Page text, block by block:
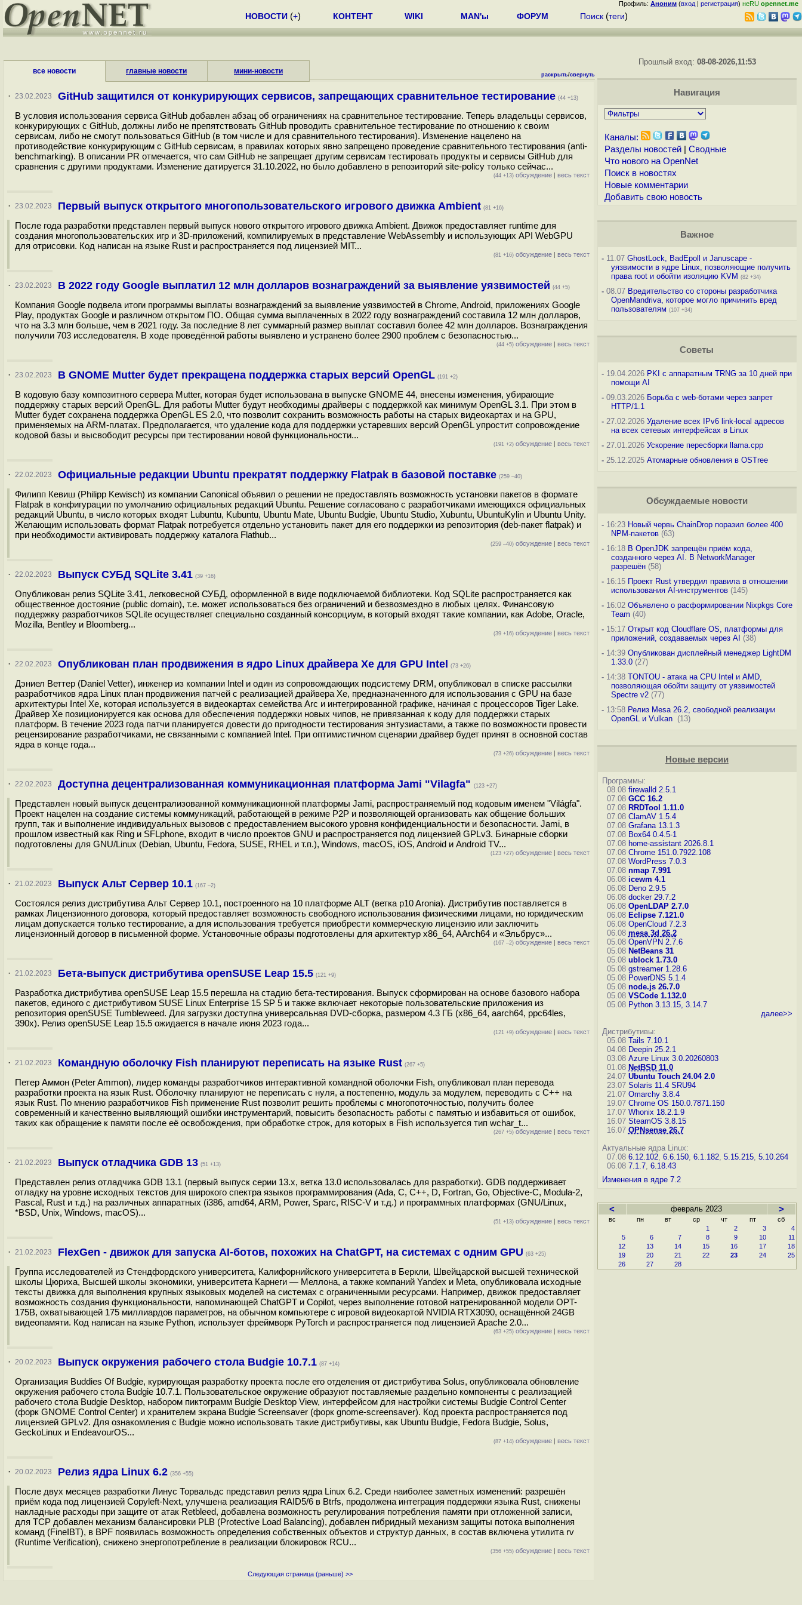
Профиль: Аноним (вход | регистрация) неRU opennet.me
НОВОСТИ (+) КОНТЕНТ WIKI MAN'ы ФОРУМ Поиск (теги)
все новости главные новости мини-новости раскрыть/свернуть
· 23.02.2023 GitHub защитился от конкурирующих сервисов, запрещающих сравнительное тестирование (44 +13)
В условия использования сервиса GitHub добавлен абзац об ограничениях на сравнительное тестирование. Теперь владельцы сервисов,
конкурирующих с GitHub, должны либо не препятствовать GitHub проводить сравнительное тестирование по отношению к своим
сервисам, либо не смогут пользоваться GitHub (в том числе и для сравнительного тестирования). Изменение нацелено на
противодействие конкурирующим с GitHub сервисам, в правилах которых явно запрещено проведение сравнительного тестирования (anti-
benchmarking). В описании PR отмечается, что сам GitHub не запрещает другим сервисам тестировать продукты и сервисы GitHub для
сравнения с другими продуктами. Изменение датируется 31.10.2022, но было добавлено в репозиторий site-policy только сейчас...
(44 +13) обсуждение | весь текст
· 23.02.2023 Первый выпуск открытого многопользовательского игрового движка Ambient (81 +16)
После года разработки представлен первый выпуск нового открытого игрового движка Ambient. Движок предоставляет runtime для
создания многопользовательских игр и 3D-приложений, компилируемых в представление WebAssembly и использующих API WebGPU
для отрисовки. Код написан на языке Rust и распространяется под лицензией MIT...
(81 +16) обсуждение | весь текст
· 23.02.2023 В 2022 году Google выплатил 12 млн долларов вознаграждений за выявление уязвимостей (44 +5)
Компания Google подвела итоги программы выплаты вознаграждений за выявление уязвимостей в Chrome, Android, приложениях Google
Play, продуктах Google и различном открытом ПО. Общая сумма выплаченных в 2022 году вознаграждений составила 12 млн долларов,
что на 3.3 млн больше, чем в 2021 году. За последние 8 лет суммарный размер выплат составил более 42 млн долларов. Вознаграждения
получили 703 исследователя. В ходе проведённой работы выявлено и устранено более 2900 проблем с безопасностью...
(44 +5) обсуждение | весь текст
· 23.02.2023 В GNOME Mutter будет прекращена поддержка старых версий OpenGL (191 +2)
В кодовую базу композитного сервера Mutter, которая будет использована в выпуске GNOME 44, внесены изменения, убирающие
поддержку старых версий OpenGL. Для работы Mutter будут необходимы драйверы с поддержкой как минимум OpenGL 3.1. При этом в
Mutter будет сохранена поддержка OpenGL ES 2.0, что позволит сохранить возможность работы на старых видеокартах и на GPU,
применяемых на ARM-платах. Предполагается, что удаление кода для поддержки устаревших версий OpenGL упростит сопровождение
кодовой базы и высвободит ресурсы при тестировании новой функциональности...
(191 +2) обсуждение | весь текст
· 22.02.2023 Официальные редакции Ubuntu прекратят поддержку Flatpak в базовой поставке (259 –40)
Филипп Кевиш (Philipp Kewisch) из компании Canonical объявил о решении не предоставлять возможность установки пакетов в формате
Flatpak в конфигурации по умолчанию официальных редакций Ubuntu. Решение согласовано с разработчиками имеющихся официальных
редакций Ubuntu, в число которых входят Lubuntu, Kubuntu, Ubuntu Mate, Ubuntu Budgie, Ubuntu Studio, Xubuntu, UbuntuKylin и Ubuntu Unity.
Желающим использовать формат Flatpak потребуется отдельно установить пакет для его поддержки из репозитория (deb-пакет flatpak) и
при необходимости активировать поддержку каталога Flathub...
(259 –40) обсуждение | весь текст
· 22.02.2023 Выпуск СУБД SQLite 3.41 (39 +16)
Опубликован релиз SQLite 3.41, легковесной СУБД, оформленной в виде подключаемой библиотеки. Код SQLite распространяется как
общественное достояние (public domain), т.е. может использоваться без ограничений и безвозмездно в любых целях. Финансовую
поддержку разработчиков SQLite осуществляет специально созданный консорциум, в который входят такие компании, как Adobe, Oracle,
Mozilla, Bentley и Bloomberg...
(39 +16) обсуждение | весь текст
· 22.02.2023 Опубликован план продвижения в ядро Linux драйвера Xe для GPU Intel (73 +26)
Дэниел Веттер (Daniel Vetter), инженер из компании Intel и один из сопровождающих подсистему DRM, опубликовал в списке рассылки
разработчиков ядра Linux план продвижения патчей с реализацией драйвера Xe, предназначенного для использования с GPU на базе
архитектуры Intel Xe, которая используется в видеокартах семейства Arc и интегрированной графике, начиная с процессоров Tiger Lake.
Драйвер Xe позиционируется как основа для обеспечения поддержки новых чипов, не привязанная к коду для поддержки старых
платформ. В течение 2023 года патчи планируется довести до пригодности тестирования энтузиастами, а также по возможности провести
рецензирование разработчиками, не связанными с компанией Intel. При оптимистичном сценарии драйвер будет принят в основной состав
ядра в конце года...
(73 +26) обсуждение | весь текст
· 22.02.2023 Доступна децентрализованная коммуникационная платформа Jami "Vilagfa" (123 +27)
Представлен новый выпуск децентрализованной коммуникационной платформы Jami, распространяемый под кодовым именем "Világfa".
Проект нацелен на создание системы коммуникаций, работающей в режиме P2P и позволяющей организовать как общение больших
групп, так и выполнение индивидуальных вызовов c предоставлением высокого уровня конфиденциальности и безопасности. Jami, в
прошлом известный как Ring и SFLphone, входит в число проектов GNU и распространяется под лицензией GPLv3. Бинарные сборки
подготовлены для GNU/Linux (Debian, Ubuntu, Fedora, SUSE, RHEL и т.п.), Windows, macOS, iOS, Android и Android TV...
(123 +27) обсуждение | весь текст
· 21.02.2023 Выпуск Альт Сервер 10.1 (167 –2)
Состоялся релиз дистрибутива Альт Сервер 10.1, построенного на 10 платформе ALT (ветка p10 Aronia). Дистрибутив поставляется в
рамках Лицензионного договора, который предоставляет возможность свободного использования физическими лицами, но юридическим
лицам допускается только тестирование, а для использования требуется приобрести коммерческую лицензию или заключить
лицензионный договор в письменной форме. Установочные образы подготовлены для архитектур x86_64, AArch64 и «Эльбрус»...
(167 –2) обсуждение | весь текст
· 21.02.2023 Бета-выпуск дистрибутива openSUSE Leap 15.5 (121 +9)
Разработка дистрибутива openSUSE Leap 15.5 перешла на стадию бета-тестирования. Выпуск сформирован на основе базового набора
пакетов, единого с дистрибутивом SUSE Linux Enterprise 15 SP 5 и также включает некоторые пользовательские приложения из
репозитория openSUSE Tumbleweed. Для загрузки доступна универсальная DVD-сборка, размером 4.3 ГБ (x86_64, aarch64, ppc64les,
390x). Релиз openSUSE Leap 15.5 ожидается в начале июня 2023 года...
(121 +9) обсуждение | весь текст
· 21.02.2023 Командную оболочку Fish планируют переписать на языке Rust (267 +5)
Петер Аммон (Peter Ammon), лидер команды разработчиков интерактивной командной оболочки Fish, опубликовал план перевода
разработки проекта на язык Rust. Оболочку планируют не переписать с нуля, а постепенно, модуль за модулем, переводить с C++ на
язык Rust. По мнению разработчиков Fish применение Rust позволит решить проблемы с многопоточностью, получить более
современный и качественно выявляющий ошибки инструментарий, повысить безопасность работы с памятью и избавиться от ошибок,
таких как обращение к памяти после её освобождения, при обработке строк, для которых в Fish используется тип wchar_t...
(267 +5) обсуждение | весь текст
· 21.02.2023 Выпуск отладчика GDB 13 (51 +13)
Представлен релиз отладчика GDB 13.1 (первый выпуск серии 13.x, ветка 13.0 использовалась для разработки). GDB поддерживает
отладку на уровне исходных текстов для широкого спектра языков программирования (Ada, C, C++, D, Fortran, Go, Objective-C, Modula-2,
Pascal, Rust и т.д.) на различных аппаратных (i386, amd64, ARM, Power, Sparc, RISC-V и т.д.) и программных платформах (GNU/Linux,
*BSD, Unix, Windows, macOS)...
(51 +13) обсуждение | весь текст
· 21.02.2023 FlexGen - движок для запуска AI-ботов, похожих на ChatGPT, на системах с одним GPU (63 +25)
Группа исследователей из Стендфордского университета, Калифорнийского университета в Беркли, Швейцарской высшей технической
школы Цюриха, Высшей школы экономики, университета Карнеги — Меллона, а также компаний Yandex и Meta, опубликовала исходные
тексты движка для выполнения крупных языковых моделей на системах с ограниченными ресурсами. Например, движок предоставляет
возможность создания функциональности, напоминающей ChatGPT и Copilot, через выполнение готовой натренированной модели OPT-
175B, охватывающей 175 миллиардов параметров, на обычном компьютере с игровой видеокартой NVIDIA RTX3090, оснащённой 24GB
видеопамяти. Код написан на языке Python, использует фреймворк PyTorch и распространяется под лицензией Apache 2.0...
(63 +25) обсуждение | весь текст
· 20.02.2023 Выпуск окружения рабочего стола Budgie 10.7.1 (87 +14)
Организация Buddies Of Budgie, курирующая разработку проекта после его отделения от дистрибутива Solus, опубликовала обновление
окружения рабочего стола Budgie 10.7.1. Пользовательское окружение образуют поставляемые раздельно компоненты с реализацией
рабочего стола Budgie Desktop, набором пиктограмм Budgie Desktop View, интерфейсом для настройки системы Budgie Control Center
(форк GNOME Control Center) и хранителем экрана Budgie Screensaver (форк gnome-screensaver). Код проекта распространяется под
лицензией GPLv2. Для ознакомления с Budgie можно использовать такие дистрибутивы, как Ubuntu Budgie, Fedora Budgie, Solus,
GeckoLinux и EndeavourOS...
(87 +14) обсуждение | весь текст
· 20.02.2023 Релиз ядра Linux 6.2 (356 +55)
После двух месяцев разработки Линус Торвальдс представил релиз ядра Linux 6.2. Среди наиболее заметных изменений: разрешён
приём кода под лицензией Copyleft-Next, улучшена реализация RAID5/6 в Btrfs, продолжена интеграция поддержки языка Rust, снижены
накладные расходы при защите от атак Retbleed, добавлена возможность регулирования потребления памяти при отложенной записи,
для TCP добавлен механизм балансировки PLB (Protective Load Balancing), добавлен гибридный механизм защиты потока выполнения
команд (FineIBT), в BPF появилась возможность определения собственных объектов и структур данных, в состав включена утилита rv
(Runtime Verification), снижено энергопотребление в реализации блокировок RCU...
(356 +55) обсуждение | весь текст
Следующая страница (раньше) >>
Прошлый вход: 08-08-2026,11:53
Навигация
Каналы:
Разделы новостей| Сводные
Что нового на OpenNet
Поиск в новостях
Новые комментарии
Добавить свою новость
Важное
-11.07 GhostLock, BadEpoll и Januscape -
уязвимости в ядре Linux, позволяющие получить
права root и обойти изоляцию KVM (82 +34)
-08.07 Вредительство со стороны разработчика
OpenMandriva, которое могло причинить вред
пользователям (107 +34)
Советы
-19.04.2026 PKI с аппаратным TRNG за 10 дней при
помощи AI
-09.03.2026 Борьба с web-ботами через запрет
HTTP/1.1
-27.02.2026 Удаление всех IPv6 link-local адресов
на всех сетевых интерфейсах в Linux
-27.01.2026 Ускорение пересборки llama.cpp
-25.12.2025 Атомарные обновления в OSTree
Обсуждаемые новости
-16:23 Новый червь ChainDrop поразил более 400
NPM-пакетов(63)
-16:18 В OpenJDK запрещён приём кода,
созданного через AI. В NetworkManager
разрешён(58)
-16:15 Проект Rust утвердил правила в отношении
использования AI-инструментов(145)
-16:02 Объявлено о расформировании Nixpkgs Core
Team (40)
-15:17 Открыт код Cloudflare OS, платформы для
приложений, создаваемых через AI (38)
-14:39 Опубликован дисплейный менеджер LightDM
1.33.0(27)
-14:38 TONTOU - атака на CPU Intel и AMD,
позволяющая обойти защиту от уязвимостей
Spectre v2(77)
-13:58 Релиз Mesa 26.2, свободной реализации
OpenGL и Vulkan (13)
Новые версии
Программы:
08.08 firewalld 2.5.1
07.08 GCC 16.2
07.08 RRDTool 1.11.0
07.08 ClamAV 1.5.4
07.08 Grafana 13.1.3
07.08 Box64 0.4.5-1
07.08 home-assistant 2026.8.1
07.08 Chrome 151.0.7922.108
07.08 WordPress 7.0.3
07.08 nmap 7.991
06.08 icewm 4.1
06.08 Deno 2.9.5
06.08 docker 29.7.2
06.08 OpenLDAP 2.7.0
06.08 Eclipse 7.121.0
06.08 OpenCloud 7.2.3
06.08 mesa 3d 26.2
05.08 OpenVPN 2.7.6
05.08 NetBeans 31
05.08 ublock 1.73.0
05.08 gstreamer 1.28.6
05.08 PowerDNS 5.1.4
05.08 node.js 26.7.0
05.08 VSCode 1.132.0
05.08 Python 3.13.15, 3.14.7
далее>>
Дистрибутивы:
05.08 Tails 7.10.1
04.08 Deepin 25.2.1
03.08 Azure Linux 3.0.20260803
01.08 NetBSD 11.0
24.07 Ubuntu Touch 24.04 2.0
23.07 Solaris 11.4 SRU94
21.07 Omarchy 3.8.4
19.07 Chrome OS 150.0.7871.150
17.07 Whonix 18.2.1.9
16.07 SteamOS 3.8.15
16.07 OPNsense 26.7
Актуальные ядра Linux:
07.08 6.12.102, 6.6.150, 6.1.182, 5.15.215, 5.10.264
06.08 7.1.7, 6.18.43
Изменения в ядре 7.2
< февраль 2023 >
вс пн вт ср чт пт
сб
1
2 3
4
5
6 7 8 9 10
11
12
13 14 15 16 17
18
19
20 21 22 23 24
25
26
27 28